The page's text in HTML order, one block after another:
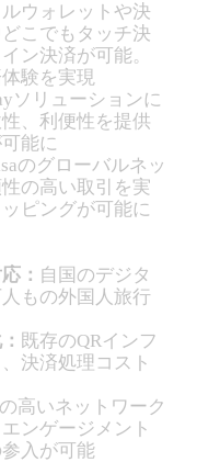
ウォレットや決
こでもタッチ決
ン決済が可能。
験を実現
ソリューションに
、利便性を提供
能に
のグローバルネッ
の高い取引を実
ピングが可能に
： 自国のデジタ
もの外国人旅行
既存のQRインフ
決済処理コスト
高いネットワーク
ンゲージメント
入が可能